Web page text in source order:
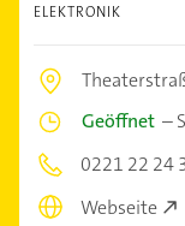
ELEKTRONIK
Geöffnet –
0221 22 24
Webseite